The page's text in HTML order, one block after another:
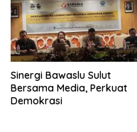
Sinergi Bawaslu Sulut
Bersama Media, Perkuat
Demokrasi